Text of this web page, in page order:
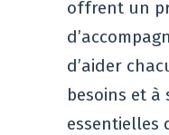
offrent un
d’aider
besoins et à
essentielles